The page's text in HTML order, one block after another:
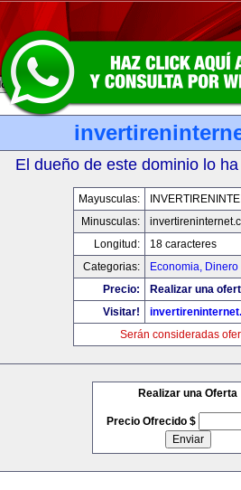
El dueño de este dominio lo
Mayusculas:
Minusculas:
Longitud:
18 caracteres
Categorias:
Economia,
Precio:
Realizar una
Visitar!
Serán consideradas
Realizar una Oferta
Precio Ofrecido $